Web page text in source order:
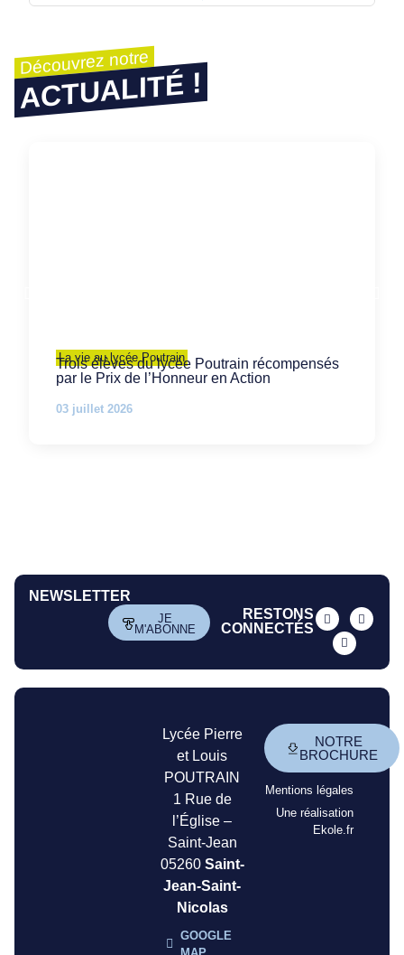
Découvrez notre
ACTUALITÉ !
La vie au lycée Poutrain
Trois élèves du lycée Poutrain récompensés
par le Prix de l’Honneur en Action
03 juillet 2026
NEWSLETTER
JE
M'ABONNE
RESTONS
CONNECTÉS
Lycée Pierre
et Louis
POUTRAIN
1 Rue de
l’Église –
Saint-Jean
05260 Saint-
Jean-Saint-
Nicolas
GOOGLE
NOTRE
BROCHURE
Mentions légales
Une réalisation
Ekole.fr